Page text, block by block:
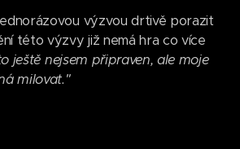
výzvou drtivě porazit
této výzvy již nemá hra co více
ještě nejsem připraven, ale moje
milovat."